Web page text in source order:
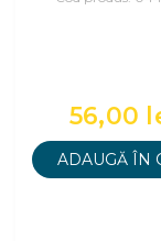
56,00
ADAUGĂ ÎN